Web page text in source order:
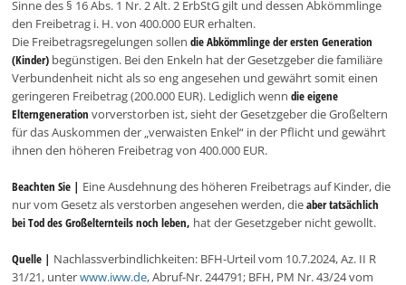
Sinne des § 16 Abs. 1 Nr. 2 Alt. 2 ErbStG gilt und dessen Abkömmlinge
den Freibetrag i. H. von 400.000 EUR erhalten.
Die Freibetragsregelungen sollendie Abkömmlinge der ersten Generation
(Kinder) begünstigen. Bei den Enkeln hat der Gesetzgeber die familiäre
Verbundenheit nicht als so eng angesehen und gewährt somit einen
geringeren Freibetrag (200.000 EUR). Lediglich wenndie eigene
Elterngeneration vorverstorben ist, sieht der Gesetzgeber die Großeltern
für das Auskommen der „verwaisten Enkel“ in der Pflicht und gewährt
ihnen den höheren Freibetrag von 400.000 EUR.
Beachten Sie | Eine Ausdehnung des höheren Freibetrags auf Kinder, die
nur vom Gesetz als verstorben angesehen werden, dieaber tatsächlich
bei Tod des Großelternteils noch leben, hat der Gesetzgeber nicht gewollt.
Quelle | Nachlassverbindlichkeiten: BFH-Urteil vom 10.7.2024, Az. II R
31/21, unterwww.iww.de, Abruf-Nr. 244791; BFH, PM Nr. 43/24 vom